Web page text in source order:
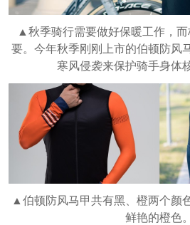
▲秋季骑行需要做好保暖工作，
要。今年秋季刚刚上市的伯顿防风
寒风侵袭来保护骑手身体
▲伯顿防风马甲共有黑、橙两个颜
鲜艳的橙色。